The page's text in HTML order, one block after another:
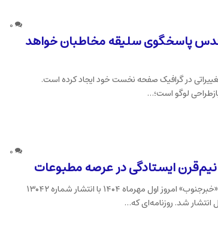
۰
قدس پاسخگوی سلیقه مخاطبان خواهد
از ۲۹ شهریور تغییراتی در گرافیک صفحه نخست خود ایجاد کرده است.
لوگو است؛…
۰
ایستادگی در عرصه مطبوعات
تحریریه رسانه نگاران:روزنامه «خبرجنوب» امروز اول مهرماه ۱۴۰۴ با انتشار شماره ۱۳۰۴۲
شد. روزنامه‌ای که…